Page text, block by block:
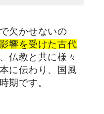
欠かせないの
響を受けた古代
仏教と共に様々
に伝わり、国風
期です。